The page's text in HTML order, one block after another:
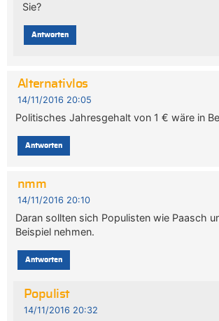
Sie?
Antworten
Alternativlos
14/11/2016 20:05
Politisches Jahresgehalt von 1 € wäre in
Antworten
nmm
14/11/2016 20:10
Daran sollten sich Populisten wie Paasch
Beispiel nehmen.
Antworten
Populist
14/11/2016 20:32